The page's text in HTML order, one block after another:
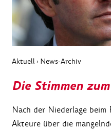
Aktuell › News-Archiv
Die Stimmen
Nach der Niederlage beim
Akteure über die